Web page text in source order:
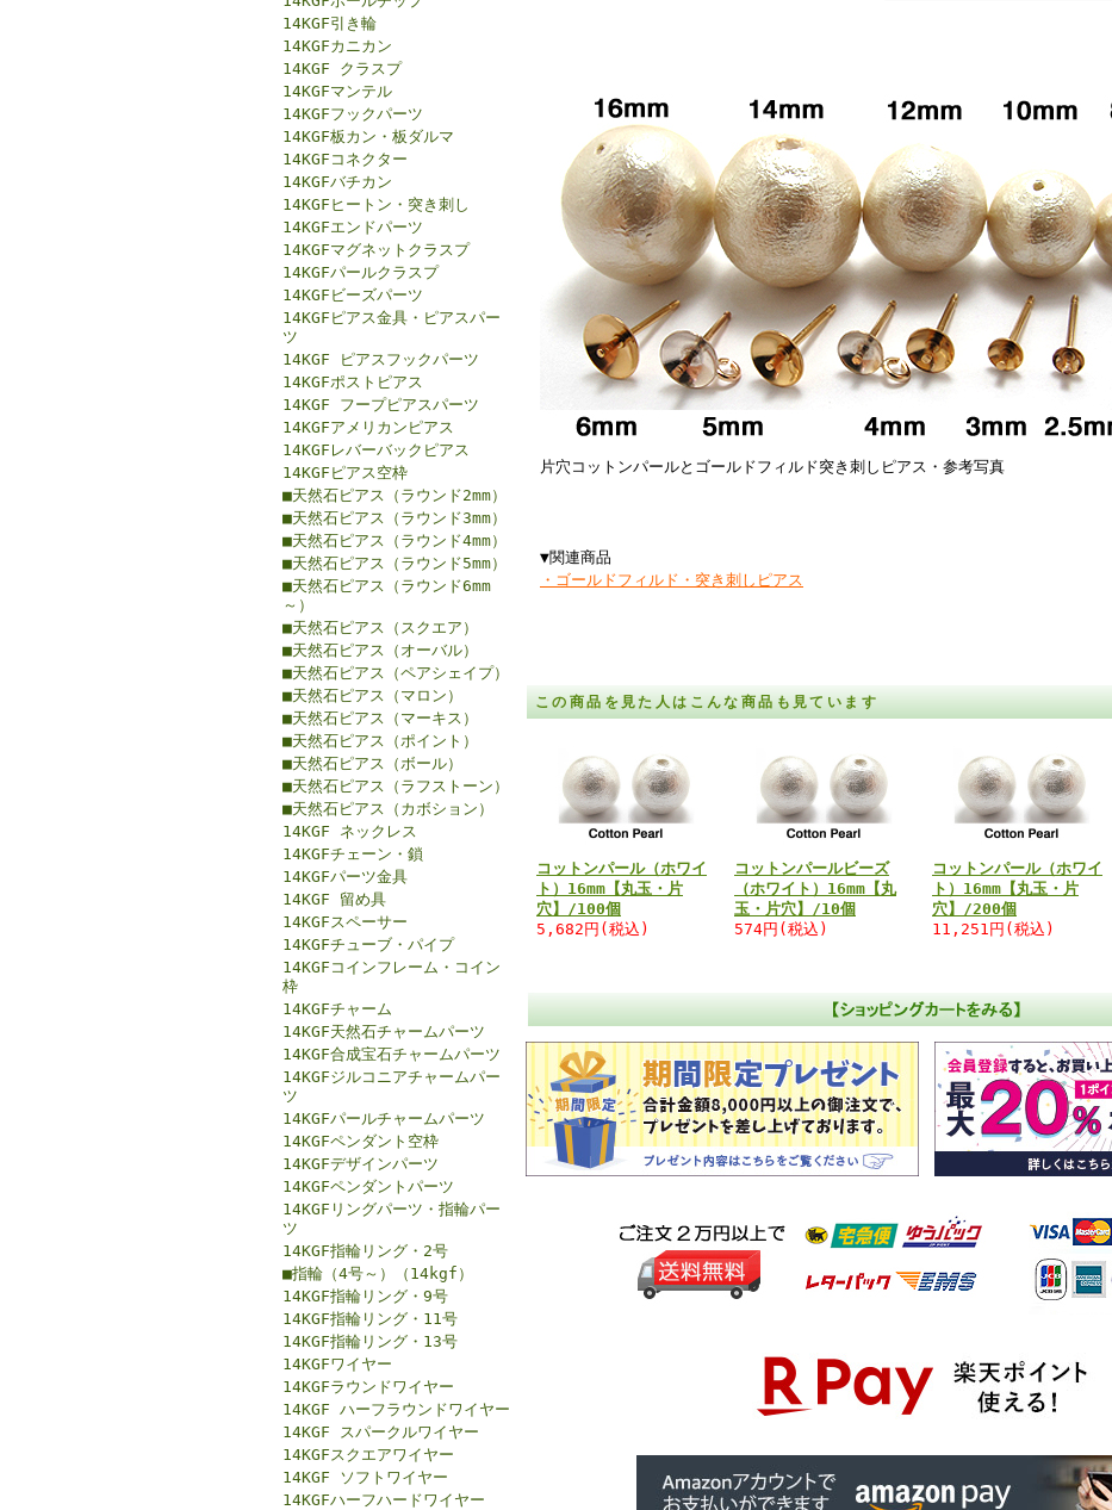
14KGF引き輪
14KGFカニカン
14KGF クラスプ
14KGFマンテル
14KGFフックパーツ
14KGF板カン・板ダルマ
14KGFコネクター
14KGFバチカン
14KGFヒートン・突き刺し
14KGFエンドパーツ
14KGFマグネットクラスプ
14KGFパールクラスプ
14KGFビーズパーツ
14KGFピアス金具・ピアスパー
ツ
14KGF ピアスフックパーツ
14KGFポストピアス
14KGF フープピアスパーツ
14KGFアメリカンピアス
14KGFレバーバックピアス
14KGFピアス空枠
■天然石ピアス（ラウンド2mm）
■天然石ピアス（ラウンド3mm）
■天然石ピアス（ラウンド4mm）
■天然石ピアス（ラウンド5mm）
■天然石ピアス（ラウンド6mm
～）
■天然石ピアス（スクエア）
■天然石ピアス（オーバル）
■天然石ピアス（ペアシェイプ）
■天然石ピアス（マロン）
■天然石ピアス（マーキス）
■天然石ピアス（ポイント）
■天然石ピアス（ボール）
■天然石ピアス（ラフストーン）
■天然石ピアス（カボション）
14KGF ネックレス
14KGFチェーン・鎖
14KGFパーツ金具
14KGF 留め具
14KGFスペーサー
14KGFチューブ・パイプ
14KGFコインフレーム・コイン
枠
14KGFチャーム
14KGF天然石チャームパーツ
14KGF合成宝石チャームパーツ
14KGFジルコニアチャームパー
ツ
14KGFパールチャームパーツ
14KGFペンダント空枠
14KGFデザインパーツ
14KGFペンダントパーツ
14KGFリングパーツ・指輪パー
ツ
14KGF指輪リング・2号
■指輪（4号～）（14kgf）
14KGF指輪リング・9号
14KGF指輪リング・11号
14KGF指輪リング・13号
14KGFワイヤー
14KGFラウンドワイヤー
14KGF ハーフラウンドワイヤー
14KGF スパークルワイヤー
14KGFスクエアワイヤー
14KGF ソフトワイヤー
14KGFハーフハードワイヤー
片穴コットンパールとゴールドフィルド突き刺しピアス・参考写真
▼関連商品
・ゴールドフィルド・突き刺しピアス
この商品を見た人はこんな商品も見ています
コットンパール（ホワイ
ト）16mm【丸玉・片
穴】/100個
5,682円(税込)
コットンパールビーズ
（ホワイト）16mm【丸
玉・片穴】/10個
574円(税込)
コットンパール（ホワイ
ト）16mm【丸玉・片
穴】/200個
11,251円(税込)